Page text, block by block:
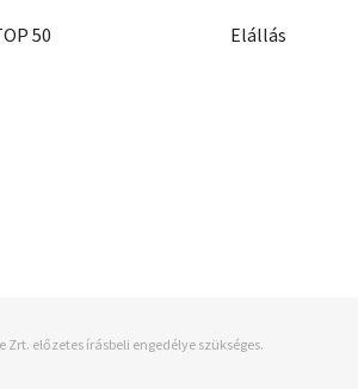
50
Elállás
előzetes írásbeli engedélye szükséges.